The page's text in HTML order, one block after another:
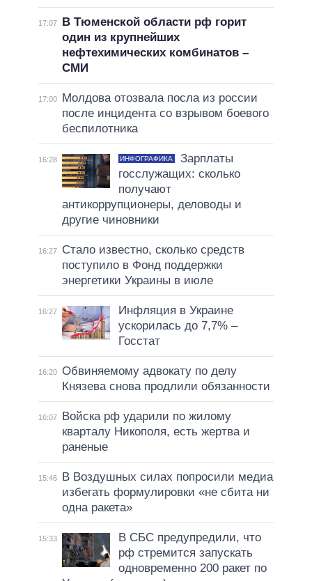
17:07
В Тюменской области рф горит
один из крупнейших
нефтехимических комбинатов –
СМИ
17:00
Молдова отозвала посла из россии
после инцидента со взрывом боевого
беспилотника
16:28 ИНФОГРАФИКА
Зарплаты
госслужащих: сколько
получают
антикоррупционеры, деловоды и
другие чиновники
16:27
Стало известно, сколько средств
поступило в Фонд поддержки
энергетики Украины в июле
16:27
Инфляция в Украине
ускорилась до 7,7% –
Госстат
16:20 Обвиняемому адвокату по делу
Князева снова продлили обязанности
16:07
Войска рф ударили по жилому
кварталу Никополя, есть жертва и
раненые
15:46
В Воздушных силах попросили медиа
избегать формулировки «не сбита ни
одна ракета»
15:33
В СБС предупредили, что
рф стремится запускать
одновременно 200 ракет по